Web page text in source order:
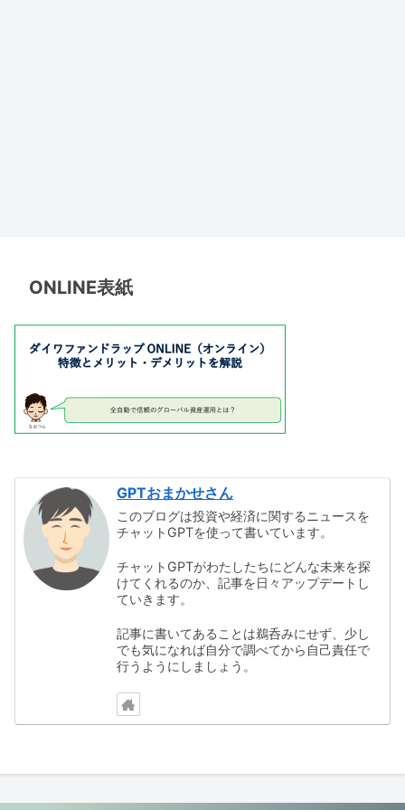
ONLINE表紙
GPTおまかせさん
このブログは投資や経済に関するニュースを
チャットGPTを使って書いています。
チャットGPTがわたしたちにどんな未来を探
けてくれるのか、記事を日々アップデートし
ていきます。
記事に書いてあることは鵜呑みにせず、少し
でも気になれば自分で調べてから自己責任で
行うようにしましょう。